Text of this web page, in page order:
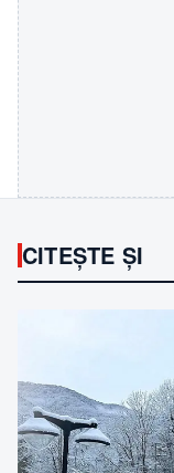
CITEȘTE ȘI